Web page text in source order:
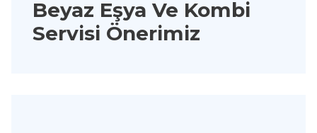
Beyaz Eşya Ve Kombi
Servisi Önerimiz